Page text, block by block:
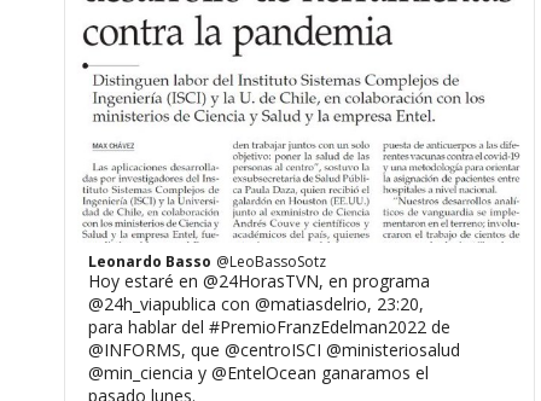
Leonardo Basso @LeoBassoSotz
Hoy estaré en @24HorasTVN, en programa
@24h_viapublica con @matiasdelrio, 23:20,
para hablar del #PremioFranzEdelman2022 de
@INFORMS, que @centroISCI @ministeriosalud
@min_ciencia y @EntelOcean ganaramos el
pasado lunes.